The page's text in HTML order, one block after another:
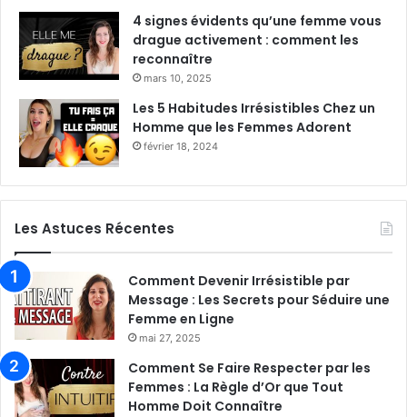
4 signes évidents qu’une femme vous
drague activement : comment les
reconnaître
mars 10, 2025
Les 5 Habitudes Irrésistibles Chez un
Homme que les Femmes Adorent
février 18, 2024
Les Astuces Récentes
Comment Devenir Irrésistible par
Message : Les Secrets pour Séduire une
Femme en Ligne
mai 27, 2025
Comment Se Faire Respecter par les
Femmes : La Règle d’Or que Tout
Homme Doit Connaître